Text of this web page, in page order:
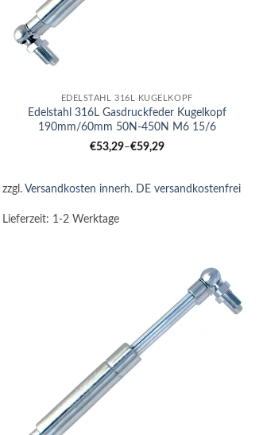
EDELSTAHL 316L KUGELKOPF
Edelstahl 316L Gasdruckfeder Kugelkopf
190mm/60mm 50N-450N M6 15/6
€53,29–€59,29
zzgl.Versandkosten innerh. DE versandkostenfrei
Lieferzeit: 1-2 Werktage